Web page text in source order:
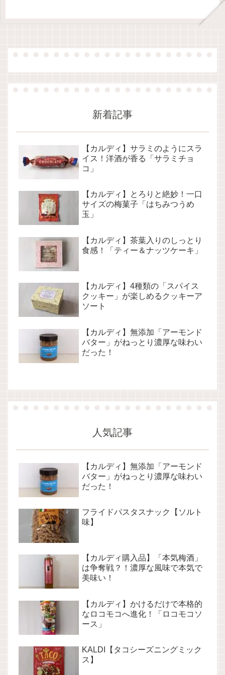
新着記事
【カルディ】サラミのようにスラ
イス！洋酒が香る「サラミチョ
コ」
【カルディ】とろりと絶妙！一口
サイズの梅菓子「はちみつうめ
玉」
【カルディ】茶葉入りのしっとり
食感！「ティー＆ナッツケーキ」
【カルディ】4種類の「スパイス
クッキー」が楽しめるクッキーア
ソート
【カルディ】無添加「アーモンド
バター」がねっとり濃厚な味わい
だった！
人気記事
【カルディ】無添加「アーモンド
バター」がねっとり濃厚な味わい
だった！
フライドパスタスナック【ソルト
味】
【カルディ購入品】「本気梅酒」
は争奪戦？！濃厚な風味で本気で
美味い！
【カルディ】かけるだけで本格的
なロコモコへ進化！「ロコモコソ
ース」
KALDI【タコシーズニングミック
ス】